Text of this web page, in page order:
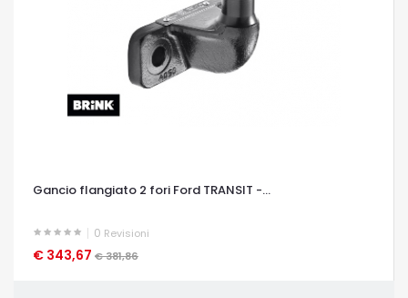
Gancio flangiato 2 fori Ford TRANSIT -...
0 Revisioni
€ 343,67 € 381,86
OCCHIATA VELOCE